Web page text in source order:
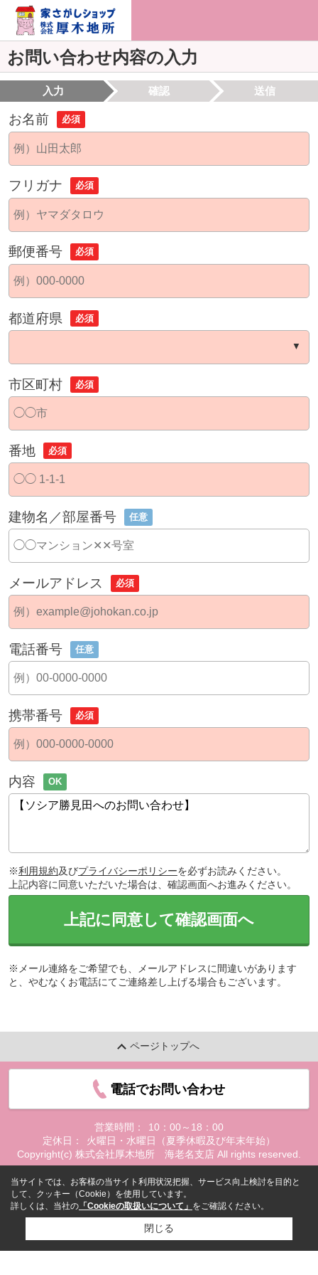
お問い合わせ内容の入力
入力 確認 送信
お名前 必須
フリガナ 必須
郵便番号 必須
都道府県 必須
市区町村 必須
番地 必須
建物名／部屋番号 任意
メールアドレス 必須
電話番号 任意
携帯番号 必須
内容 OK
※利用規約及びプライバシーポリシーを必ずお読みください。
上記内容に同意いただいた場合は、確認画面へお進みください。
上記に同意して確認画面へ
※メール連絡をご希望でも、メールアドレスに間違いがあります
と、やむなくお電話にてご連絡差し上げる場合もございます。
ページトップへ
電話でお問い合わせ
営業時間：
10：00～18：00
定休日：
火曜日・水曜日（夏季休暇及び年末年始）
Copyright(c) 株式会社厚木地所 海老名支店 All rights reserved.
当サイトでは、お客様の当サイト利用状況把握、サービス向上検討を目的と
して、クッキー（Cookie）を使用しています。
詳しくは、当社の 「Cookieの取扱いについて」 をご確認ください。
閉じる